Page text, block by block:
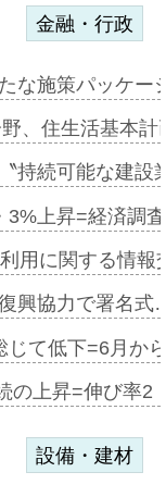
金融・行政
な施策パッケ
野、住生活基本
持続可能な建
3%上昇=経済調
用に関する情
興協力で署名
じて低下=6月か
の上昇=伸び率
設備・建材